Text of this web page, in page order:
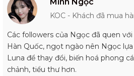
KOC - Khách đã mua
Các followers của Ngọc đã quen
Hàn Quốc, ngọt ngào nên Ngọc
Luna để thay đổi, biến hoá phong
chảnh, tiểu thư hơn.